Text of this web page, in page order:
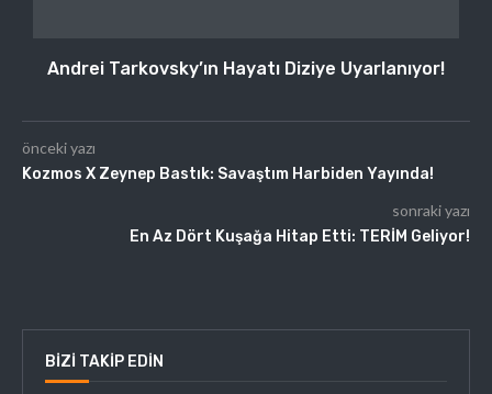
Andrei Tarkovsky’ın Hayatı Diziye Uyarlanıyor!
önceki yazı
Kozmos X Zeynep Bastık: Savaştım Harbiden Yayında!
sonraki yazı
En Az Dört Kuşağa Hitap Etti: TERİM Geliyor!
BIZI TAKIP EDIN